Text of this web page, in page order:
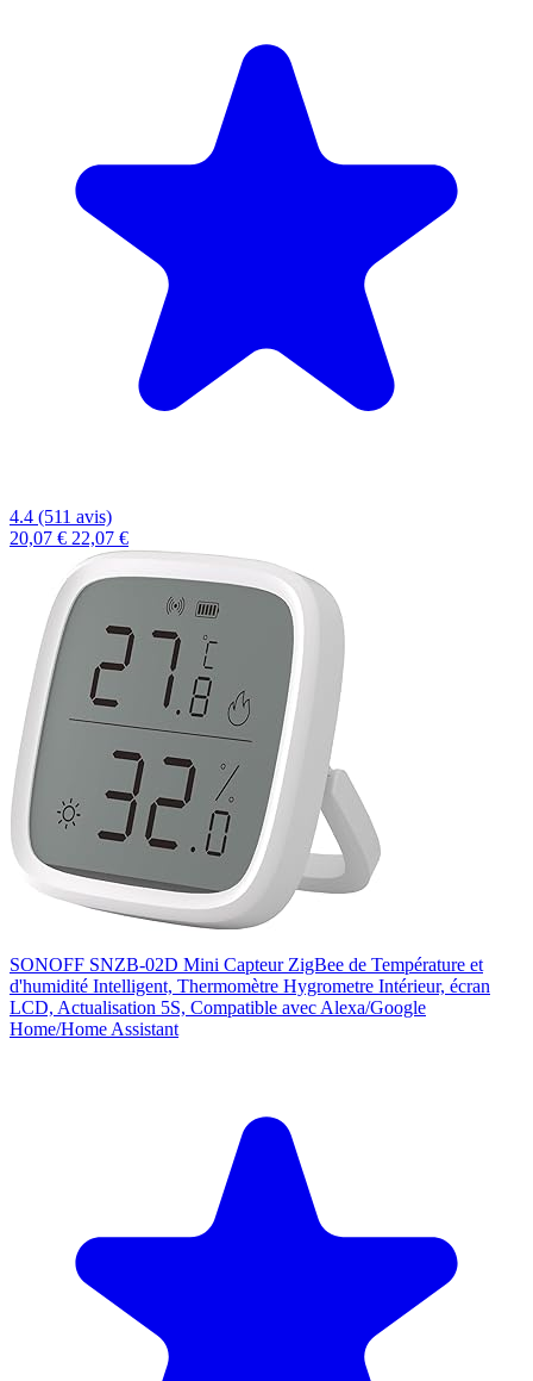
4.4 (511 avis)
20,07 € 22,07 €
SONOFF SNZB-02D Mini Capteur ZigBee de Température et
d'humidité Intelligent, Thermomètre Hygrometre Intérieur, écran
LCD, Actualisation 5S, Compatible avec Alexa/Google
Home/Home Assistant